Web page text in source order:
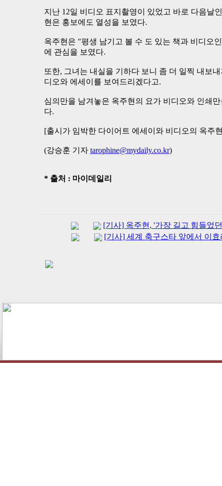
지난 12일 비디오 표지촬영이 있었고 바로 다음날
현은 홍보에도 열성을 보였다.
옥주현은 "평생 남기고 볼 수 도 있는 책과 비디오
에 관심을 보였다.
또한, 그녀는 내실을 기하다 보니 좀 더 일찍 내보
디오와 에세이를 보여드리겠다고.
심의만을 남겨놓은 옥주현의 요가 비디오와 인쇄
다.
[출시가 임박한 다이어트 에세이와 비디오의 옥주
(강승훈 기자 tarophine@mydaily.co.kr)
* 출처 : 마이데일리
[기사] 옥주현, '가장 길고 힘들었
[기사] 세계 축구스타 앞에서 이